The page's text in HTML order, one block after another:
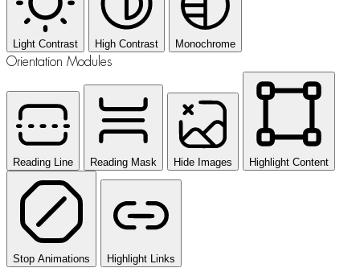
Light Contrast High Contrast Monochrome
Orientation Modules
Reading Line Reading Mask Hide Images Highlight Content
Stop Animations Highlight Links